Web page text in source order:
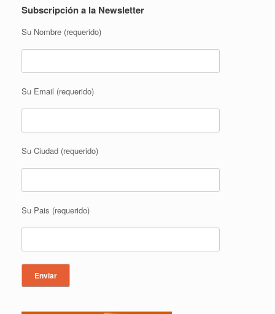
Subscripción a la Newsletter
Su Nombre (requerido)
Su Email (requerido)
Su Ciudad (requerido)
Su Pais (requerido)